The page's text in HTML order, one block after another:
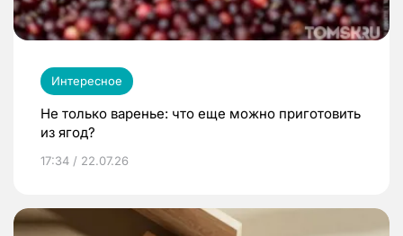
Интересное
Не только варенье: что еще можно приготовить
из ягод?
17:34 / 22.07.26